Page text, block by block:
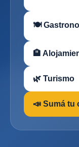
🍽
🏨
🌿 Turismo
📣 Sumá tu